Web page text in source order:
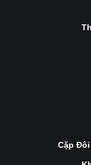
Cặp Đôi